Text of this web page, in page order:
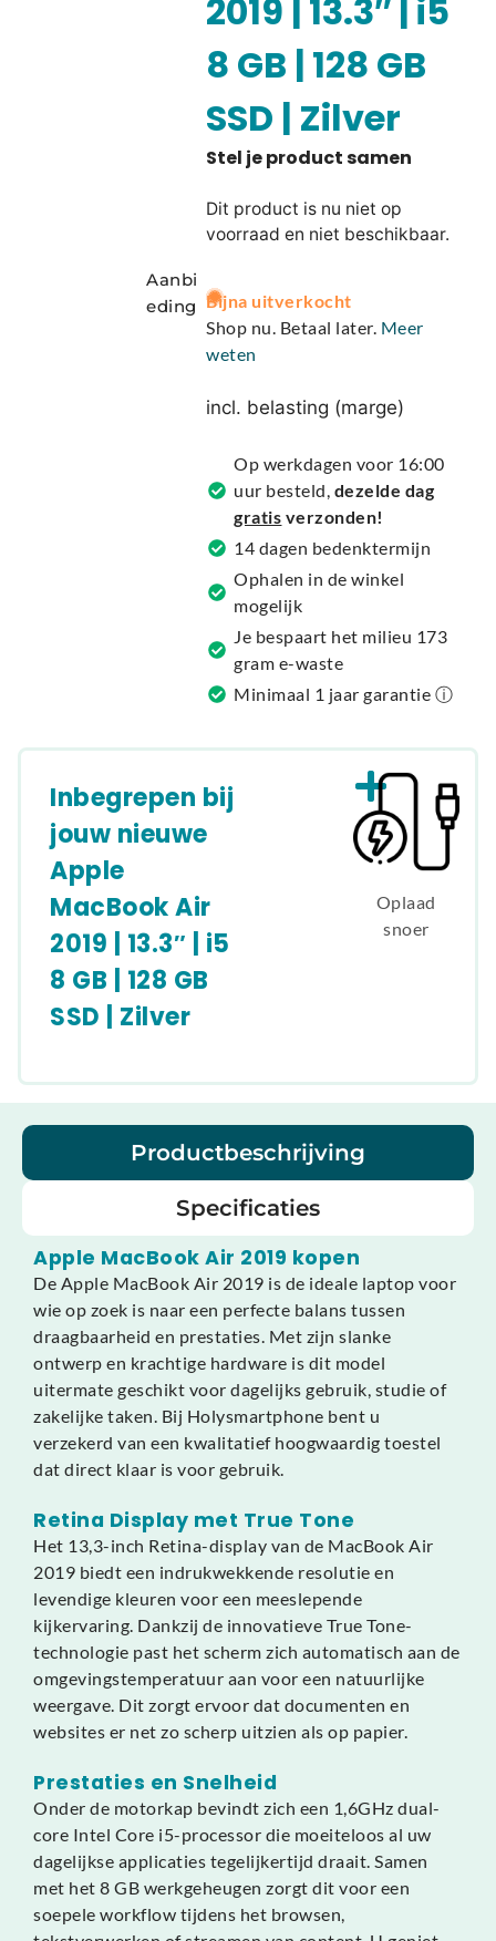
Aanbi
eding
2019 | 13.3″ | i5
8 GB | 128 GB
SSD | Zilver
Dit product is nu niet op
voorraad en niet beschikbaar.
A
l
t
r
t
v
e
:
Bijna uitverkocht
Shop nu. Betaal later. Meer
weten
incl. belasting (marge)
Op werkdagen voor 16:00
uur besteld, dezelde dag
gratis verzonden!
14 dagen bedenktermijn
Ophalen in de winkel
mogelijk
Je bespaart het milieu 173
gram e-waste
Minimaal 1 jaar garantie ⓘ
Inbegrepen bij
jouw nieuwe
Apple
MacBook Air
2019 | 13.3″ | i5
8 GB | 128 GB
SSD | Zilver
Oplaad
snoer
Productbeschrijving
Specificaties
Apple MacBook Air 2019 kopen
De Apple MacBook Air 2019 is de ideale laptop voor
wie op zoek is naar een perfecte balans tussen
draagbaarheid en prestaties. Met zijn slanke
ontwerp en krachtige hardware is dit model
uitermate geschikt voor dagelijks gebruik, studie of
zakelijke taken. Bij Holysmartphone bent u
verzekerd van een kwalitatief hoogwaardig toestel
dat direct klaar is voor gebruik.
Retina Display met True Tone
Het 13,3-inch Retina-display van de MacBook Air
2019 biedt een indrukwekkende resolutie en
levendige kleuren voor een meeslepende
kijkervaring. Dankzij de innovatieve True Tone-
technologie past het scherm zich automatisch aan de
omgevingstemperatuur aan voor een natuurlijke
weergave. Dit zorgt ervoor dat documenten en
websites er net zo scherp uitzien als op papier.
Prestaties en Snelheid
Onder de motorkap bevindt zich een 1,6GHz dual-
core Intel Core i5-processor die moeiteloos al uw
dagelijkse applicaties tegelijkertijd draait. Samen
met het 8 GB werkgeheugen zorgt dit voor een
soepele workflow tijdens het browsen,